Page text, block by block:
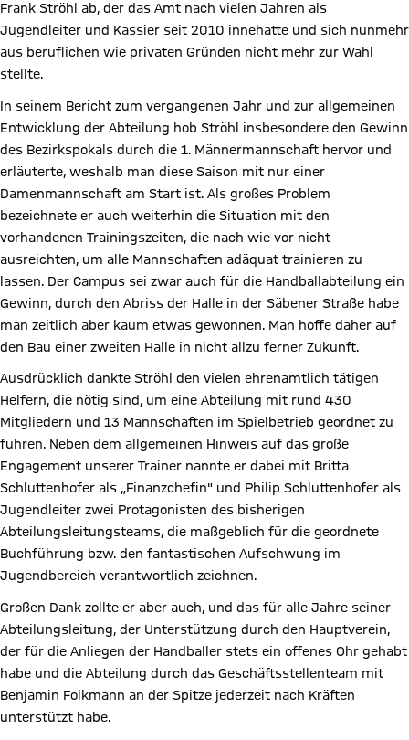
Frank Ströhl ab, der das Amt nach vielen Jahren als
Jugendleiter und Kassier seit 2010 innehatte und sich nunmehr
aus beruflichen wie privaten Gründen nicht mehr zur Wahl
stellte.
In seinem Bericht zum vergangenen Jahr und zur allgemeinen
Entwicklung der Abteilung hob Ströhl insbesondere den Gewinn
des Bezirkspokals durch die 1. Männermannschaft hervor und
erläuterte, weshalb man diese Saison mit nur einer
Damenmannschaft am Start ist. Als großes Problem
bezeichnete er auch weiterhin die Situation mit den
vorhandenen Trainingszeiten, die nach wie vor nicht
ausreichten, um alle Mannschaften adäquat trainieren zu
lassen. Der Campus sei zwar auch für die Handballabteilung ein
Gewinn, durch den Abriss der Halle in der Säbener Straße habe
man zeitlich aber kaum etwas gewonnen. Man hoffe daher auf
den Bau einer zweiten Halle in nicht allzu ferner Zukunft.
Ausdrücklich dankte Ströhl den vielen ehrenamtlich tätigen
Helfern, die nötig sind, um eine Abteilung mit rund 430
Mitgliedern und 13 Mannschaften im Spielbetrieb geordnet zu
führen. Neben dem allgemeinen Hinweis auf das große
Engagement unserer Trainer nannte er dabei mit Britta
Schluttenhofer als „Finanzchefin" und Philip Schluttenhofer als
Jugendleiter zwei Protagonisten des bisherigen
Abteilungsleitungsteams, die maßgeblich für die geordnete
Buchführung bzw. den fantastischen Aufschwung im
Jugendbereich verantwortlich zeichnen.
Großen Dank zollte er aber auch, und das für alle Jahre seiner
Abteilungsleitung, der Unterstützung durch den Hauptverein,
der für die Anliegen der Handballer stets ein offenes Ohr gehabt
habe und die Abteilung durch das Geschäftsstellenteam mit
Benjamin Folkmann an der Spitze jederzeit nach Kräften
unterstützt habe.